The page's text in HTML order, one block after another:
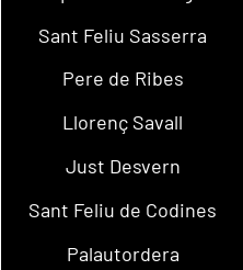
Sant Feliu Sasserra
Pere de Ribes
Llorenç Savall
Just Desvern
Sant Feliu de Codines
Palautordera